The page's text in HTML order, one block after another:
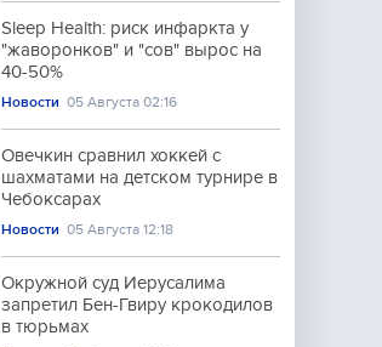
Sleep Health: риск инфаркта у
"жаворонков" и "сов" вырос на
40-50%
Новости 05 Августа 02:16
Овечкин сравнил хоккей с
шахматами на детском турнире в
Чебоксарах
Новости 05 Августа 12:18
Окружной суд Иерусалима
запретил Бен-Гвиру крокодилов
в тюрьмах